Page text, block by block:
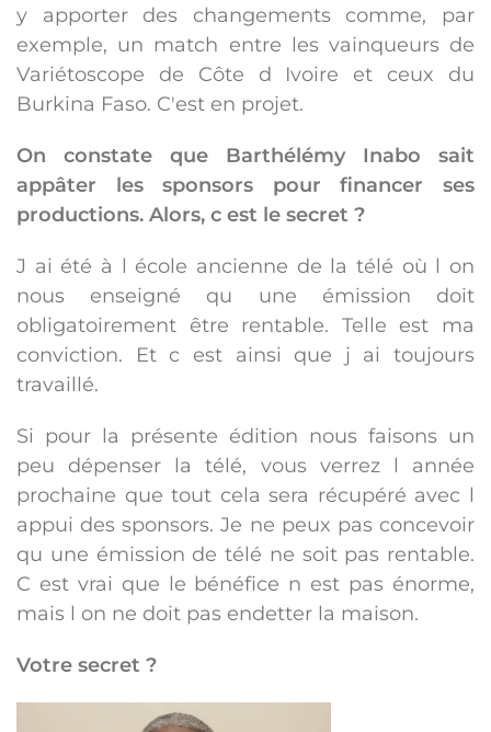
y apporter des changements comme, par
exemple, un match entre les vainqueurs de
Variétoscope de Côte d Ivoire et ceux du
Burkina Faso. C'est en projet.
On constate que Barthélémy Inabo sait
appâter les sponsors pour financer ses
productions. Alors, c est le secret ?
J ai été à l école ancienne de la télé où l on
nous enseigné qu une émission doit
obligatoirement être rentable. Telle est ma
conviction. Et c est ainsi que j ai toujours
travaillé.
Si pour la présente édition nous faisons un
peu dépenser la télé, vous verrez l année
prochaine que tout cela sera récupéré avec l
appui des sponsors. Je ne peux pas concevoir
qu une émission de télé ne soit pas rentable.
C est vrai que le bénéfice n est pas énorme,
mais l on ne doit pas endetter la maison.
Votre secret ?